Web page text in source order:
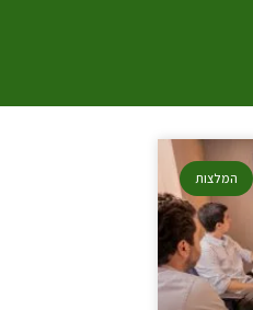
המלצות